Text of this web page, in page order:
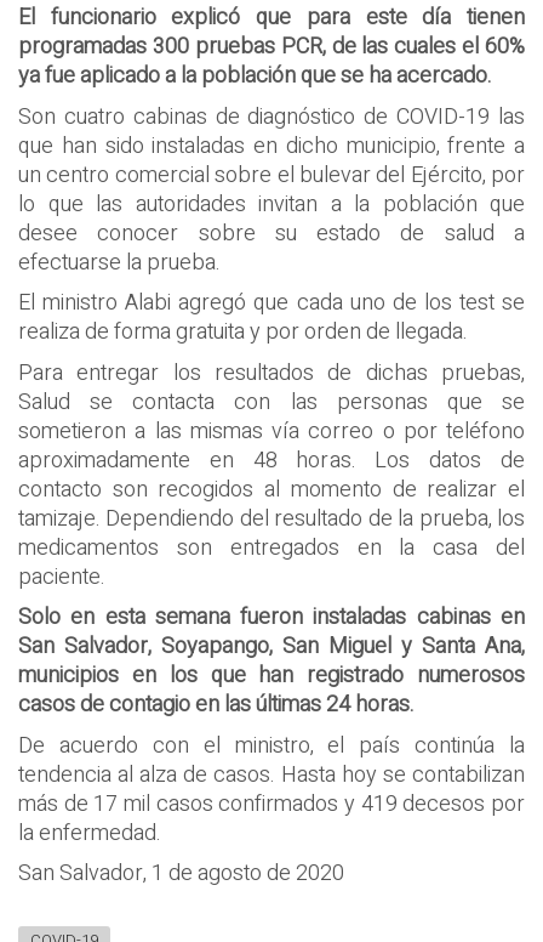
El funcionario explicó que para este día tienen
programadas 300 pruebas PCR, de las cuales el 60%
ya fue aplicado a la población que se ha acercado.
Son cuatro cabinas de diagnóstico de COVID-19 las
que han sido instaladas en dicho municipio, frente a
un centro comercial sobre el bulevar del Ejército, por
lo que las autoridades invitan a la población que
desee conocer sobre su estado de salud a
efectuarse la prueba.
El ministro Alabi agregó que cada uno de los test se
realiza de forma gratuita y por orden de llegada.
Para entregar los resultados de dichas pruebas,
Salud se contacta con las personas que se
sometieron a las mismas vía correo o por teléfono
aproximadamente en 48 horas. Los datos de
contacto son recogidos al momento de realizar el
tamizaje. Dependiendo del resultado de la prueba, los
medicamentos son entregados en la casa del
paciente.
Solo en esta semana fueron instaladas cabinas en
San Salvador, Soyapango, San Miguel y Santa Ana,
municipios en los que han registrado numerosos
casos de contagio en las últimas 24 horas.
De acuerdo con el ministro, el país continúa la
tendencia al alza de casos. Hasta hoy se contabilizan
más de 17 mil casos confirmados y 419 decesos por
la enfermedad.
San Salvador, 1 de agosto de 2020